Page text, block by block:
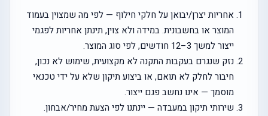
אחריות יצרן/יבואן על חלקי חילוף — לפי מה שמצוין בעמוד
המוצר או בחשבונית. במידה ולא צוין, תינתן אחריות לפגמי
ייצור למשך 3–12 חודשים, לפי סוג המוצר.
נזק שנגרם בעקבות התקנה לא מקצועית, שימוש לא נכון,
חיבור לחלק לא תואם, או ביצוע תיקון שלא על ידי טכנאי
מוסמך — אינו נחשב פגם ייצור.
שירותי תיקון במעבדה — יינתנו לפי הצעת מחיר/אבחון.